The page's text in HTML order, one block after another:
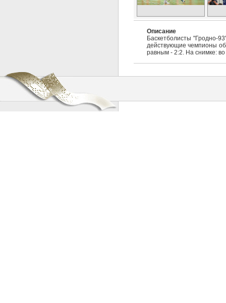
Описание
Баскетболисты "Гродно-
действующие чемпионы
равным - 2:2. На снимке: